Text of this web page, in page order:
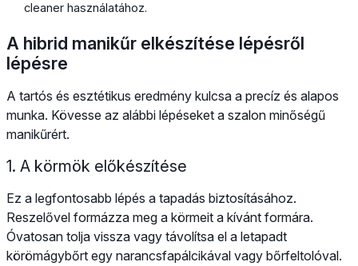
cleaner használatához.
A hibrid manikűr elkészítése lépésről
lépésre
A tartós és esztétikus eredmény kulcsa a precíz és alapos
munka. Kövesse az alábbi lépéseket a szalon minőségű
manikűrért.
1. A körmök előkészítése
Ez a legfontosabb lépés a tapadás biztosításához.
Reszelővel formázza meg a körmeit a kívánt formára.
Óvatosan tolja vissza vagy távolítsa el a letapadt
körömágybőrt egy narancsfapálcikával vagy bőrfeltolóval.